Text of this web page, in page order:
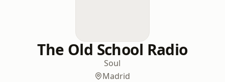
The Old School Radio
Soul
Madrid